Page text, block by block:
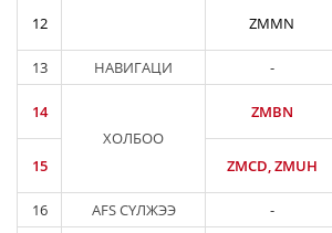
12 ZMMN
13
НАВИГАЦИ -
14
ХОЛБОО
ZMBN
15 ZMCD, ZMUH
16
AFS СҮЛЖЭЭ -